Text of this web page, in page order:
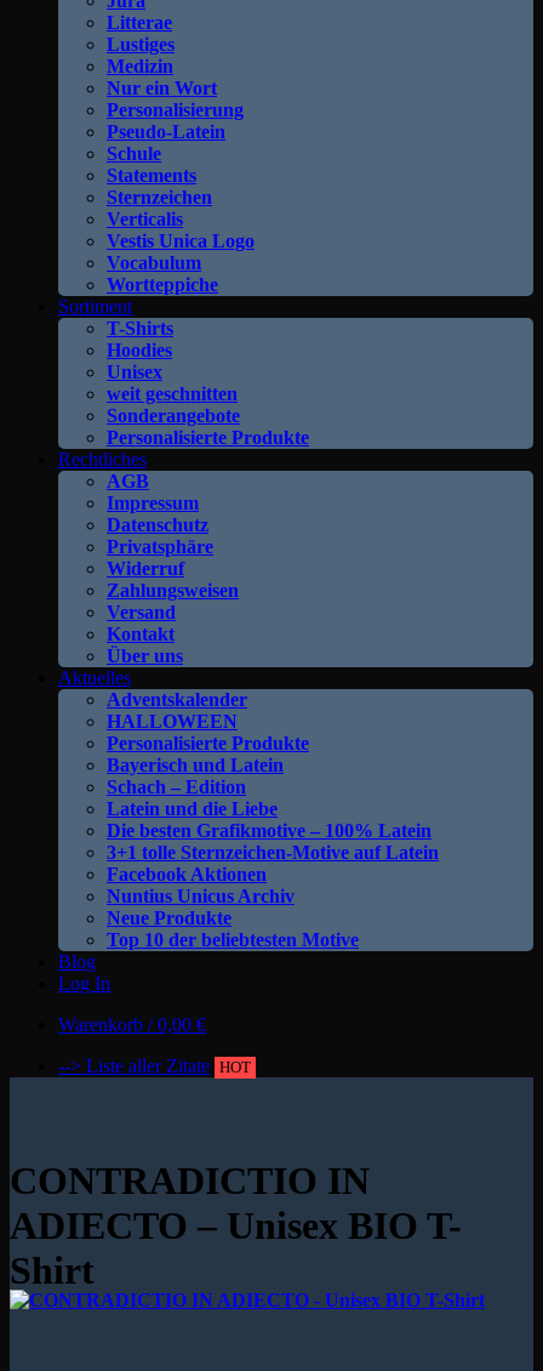
Litterae
Lustiges
Medizin
Nur ein Wort
Personalisierung
Pseudo-Latein
Schule
Statements
Sternzeichen
Verticalis
Vestis Unica Logo
Vocabulum
Wortteppiche
Sortiment
T-Shirts
Hoodies
Unisex
weit geschnitten
Sonderangebote
Personalisierte Produkte
Rechtliches
AGB
Impressum
Datenschutz
Privatsphäre
Widerruf
Zahlungsweisen
Versand
Kontakt
Über uns
Aktuelles
Adventskalender
HALLOWEEN
Personalisierte Produkte
Bayerisch und Latein
Schach – Edition
Latein und die Liebe
Die besten Grafikmotive – 100% Latein
3+1 tolle Sternzeichen-Motive auf Latein
Facebook Aktionen
Nuntius Unicus Archiv
Neue Produkte
Top 10 der beliebtesten Motive
Blog
Log In
Warenkorb /0,00 €
--> Liste aller Zitate HOT
CONTRADICTIO IN
ADIECTO – Unisex BIO T-
Shirt